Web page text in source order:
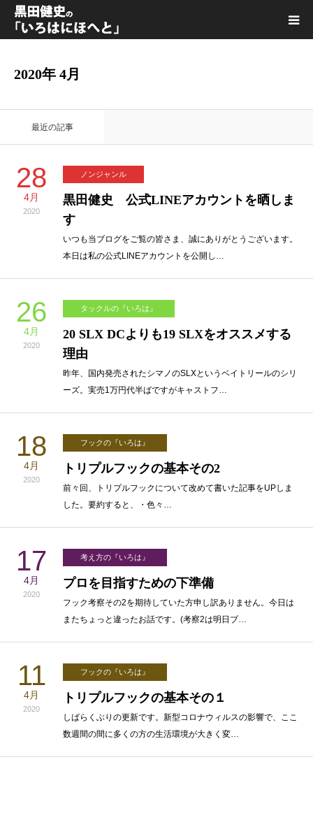
2020年 4月
最近の記事
28
4月
2020
ノンジャンル
黒田健史 公式LINEアカウントを晒しま
す
いつも当ブログをご覧の皆さま、誠にありがとうございます。
本日は私の公式LINEアカウントを公開し…
26
4月
2020
タックルの『いろは』
20 SLX DCよりも19 SLXをオススメする
理由
昨年、国内発売されたシマノのSLXというベイトリールのシリ
ーズ。実売1万円代半ばですがキャストフ…
18
4月
2020
フックの『いろは』
トリプルフックの基本その2
前々回、トリプルフックについて改めて書いた記事をUPしま
した。要約すると、・色々…
17
4月
2020
考え方の『いろは』
プロを目指すための下準備
フック考察その2を期待していた方申し訳ありません。今日は
またちょっと違ったお話です。(考察2は明日ブ…
11
4月
2020
フックの『いろは』
トリプルフックの基本その１
しばらくぶりの更新です。新型コロナウィルスの影響で、ここ
数週間の間に多くの方の生活環境が大きく変…
YouTube｜Kuro channel
メディア出演
プライバシーポリシー